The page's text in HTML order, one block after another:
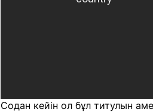
Содан кейін ол бұл титулын